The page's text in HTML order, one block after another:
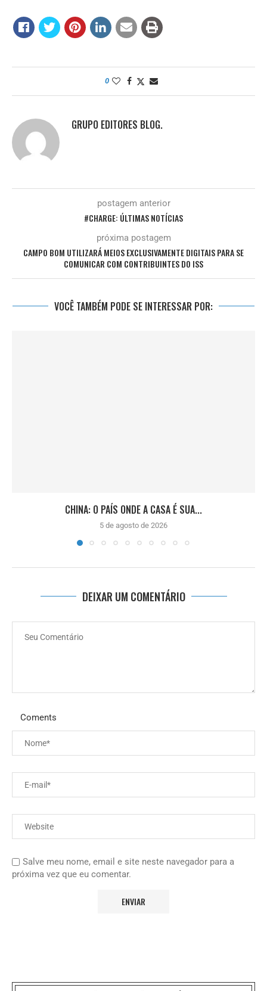
0
GRUPO EDITORES BLOG.
postagem anterior
#CHARGE: ÚLTIMAS NOTÍCIAS
próxima postagem
CAMPO BOM UTILIZARÁ MEIOS EXCLUSIVAMENTE DIGITAIS PARA SE
COMUNICAR COM CONTRIBUINTES DO ISS
VOCÊ TAMBÉM PODE SE INTERESSAR POR:
CHINA: O PAÍS ONDE A CASA É SUA...
5 de agosto de 2026
DEIXAR UM COMENTÁRIO
Coments
Salve meu nome, email e site neste navegador para a
próxima vez que eu comentar.